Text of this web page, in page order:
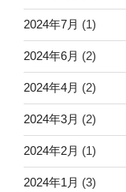
2024年7月 (1)
2024年6月 (2)
2024年4月 (2)
2024年3月 (2)
2024年2月 (1)
2024年1月 (3)